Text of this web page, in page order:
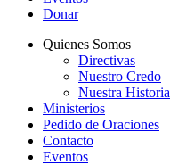
Donar
Quienes Somos
Directivas
Nuestro Credo
Nuestra Historia
Ministerios
Pedido de Oraciones
Contacto
Eventos